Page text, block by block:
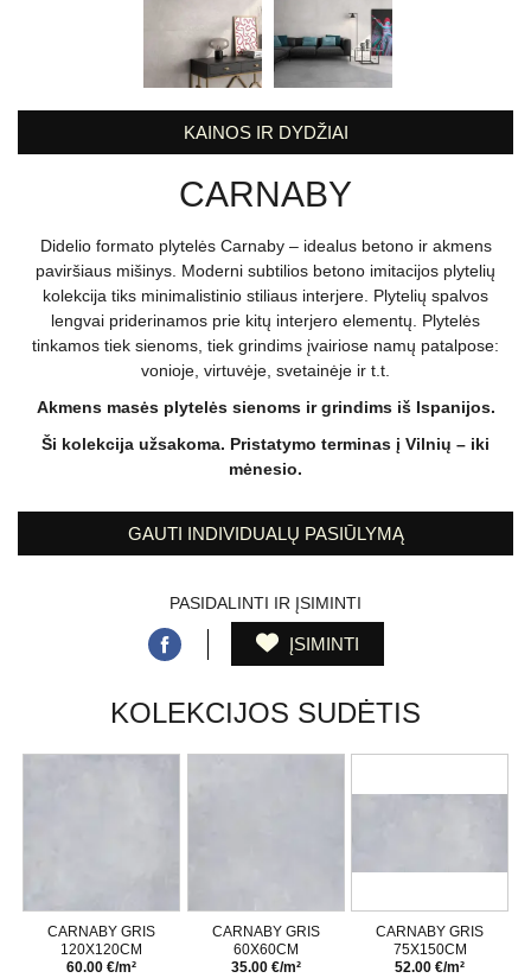
KAINOS IR DYDŽIAI
CARNABY
Didelio formato plytelės Carnaby – idealus betono ir akmens
paviršiaus mišinys. Moderni subtilios betono imitacijos plytelių
kolekcija tiks minimalistinio stiliaus interjere. Plytelių spalvos
lengvai priderinamos prie kitų interjero elementų. Plytelės
tinkamos tiek sienoms, tiek grindims įvairiose namų patalpose:
vonioje, virtuvėje, svetainėje ir t.t.
Akmens masės plytelės sienoms ir grindims iš Ispanijos.
Ši kolekcija užsakoma. Pristatymo terminas į Vilnių – iki
mėnesio.
GAUTI INDIVIDUALŲ PASIŪLYMĄ
PASIDALINTI IR ĮSIMINTI
ĮSIMINTI
KOLEKCIJOS SUDĖTIS
CARNABY GRIS
120X120CM
60.00 €/m²
CARNABY GRIS
60X60CM
35.00 €/m²
CARNABY GRIS
75X150CM
52.00 €/m²